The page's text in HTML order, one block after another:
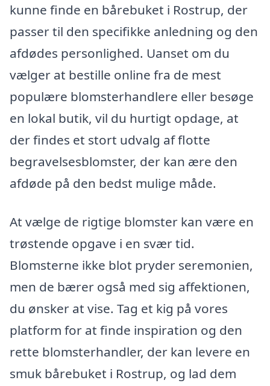
kunne finde en bårebuket i Rostrup, der
passer til den specifikke anledning og den
afdødes personlighed. Uanset om du
vælger at bestille online fra de mest
populære blomsterhandlere eller besøge
en lokal butik, vil du hurtigt opdage, at
der findes et stort udvalg af flotte
begravelsesblomster, der kan ære den
afdøde på den bedst mulige måde.
At vælge de rigtige blomster kan være en
trøstende opgave i en svær tid.
Blomsterne ikke blot pryder seremonien,
men de bærer også med sig affektionen,
du ønsker at vise. Tag et kig på vores
platform for at finde inspiration og den
rette blomsterhandler, der kan levere en
smuk bårebuket i Rostrup, og lad dem